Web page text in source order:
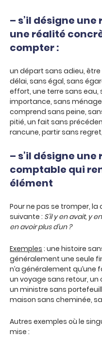
– s’il désigne
une réalité
compter :
un départ sans adieu,
délai, sans égal, sans
effort, une terre sans eau,
importance, sans
comprend sans peine,
pitié, un fait sans
rancune, partir sans
– s’il désigne
comptable qui
élément
Pour ne pas se tromper,
suivante : S’il y en avait, y
en avoir plus d’un ?
Exemples : une histoire
généralement une seule
n’a généralement
un voyage sans retour,
un ministre sans
maison sans cheminée,
Autres exemples où le
mise :